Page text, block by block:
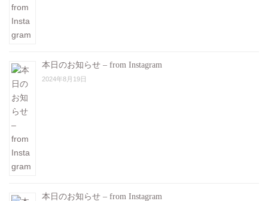
本日のお知らせ – from Instagram
2024年8月19日
本日のお知らせ – from Instagram